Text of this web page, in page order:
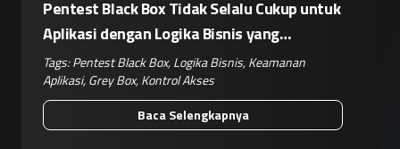
Pentest Black Box Tidak Selalu Cukup untuk
Aplikasi dengan Logika Bisnis yang
Kompleks
Tags:Pentest Black Box,Logika Bisnis,Keamanan
Aplikasi,Grey Box,Kontrol Akses
Baca Selengkapnya